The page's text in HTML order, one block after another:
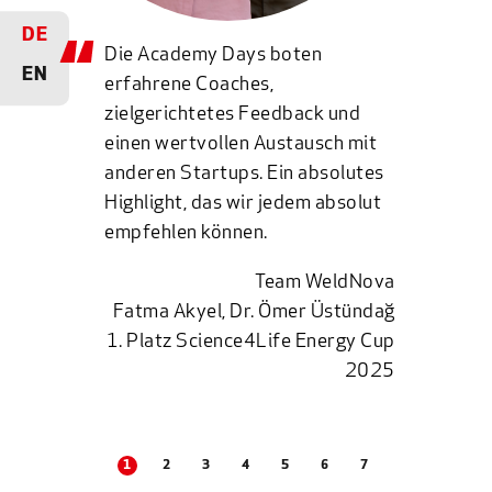
DE
EN
Die Academy Days boten
erfahrene Coaches,
zielgerichtetes Feedback und
einen wertvollen Austausch mit
anderen Startups. Ein absolutes
Highlight, das wir jedem absolut
empfehlen können.
Team WeldNova
Fatma Akyel, Dr. Ömer Üstündağ
1. Platz Science4Life Energy Cup
2025
1 2 3 4 5 6 7